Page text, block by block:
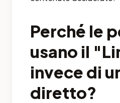
Perché le
usano il
invece di
diretto?